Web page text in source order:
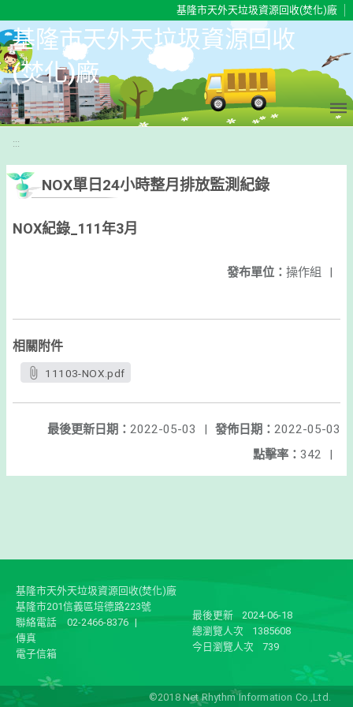
基隆市天外天垃圾資源回收(焚化)廠
基隆市天外天垃圾資源回收
(焚化)廠
:::
NOX單日24小時整月排放監測紀錄
NOX紀錄_111年3月
發布單位： 操作組 |
相關附件
11103-NOX.pdf
發佈日期： 2022-05-03
最後更新日期： 2022-05-03
|
點擊率： 342 |
基隆市天外天垃圾資源回收(焚化)廠
基隆市201信義區培德路223號
聯絡電話
02-2466-8376 |
傳真
電子信箱
最後更新
2024-06-18
總瀏覽人次
1385608
今日瀏覽人次
739
©2018 Net Rhythm Information Co.,Ltd.